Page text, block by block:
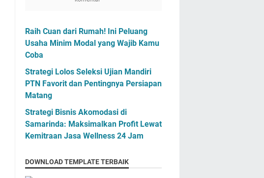
Raih Cuan dari Rumah! Ini Peluang
Usaha Minim Modal yang Wajib Kamu
Coba
Strategi Lolos Seleksi Ujian Mandiri
PTN Favorit dan Pentingnya Persiapan
Matang
Strategi Bisnis Akomodasi di
Samarinda: Maksimalkan Profit Lewat
Kemitraan Jasa Wellness 24 Jam
DOWNLOAD TEMPLATE TERBAIK